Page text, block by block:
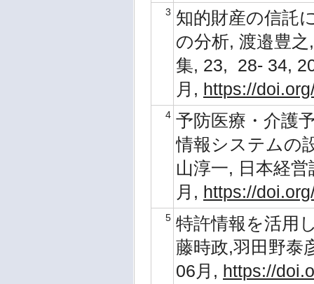
3 知的財産の信託
の分析, 渡邉豊
集, 23, 28- 34,
月, https://
4 予防医療・介護
情報システムの
山淳一, 日本経
月, https://
5 特許情報を活用
藤時政,羽田野泰
06月, https://